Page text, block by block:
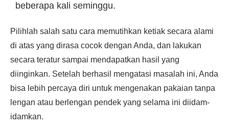
beberapa kali seminggu.
Pilihlah salah satu cara memutihkan ketiak secara alami
di atas yang dirasa cocok dengan Anda, dan lakukan
secara teratur sampai mendapatkan hasil yang
diinginkan. Setelah berhasil mengatasi masalah ini, Anda
bisa lebih percaya diri untuk mengenakan pakaian tanpa
lengan atau berlengan pendek yang selama ini diidam-
idamkan.